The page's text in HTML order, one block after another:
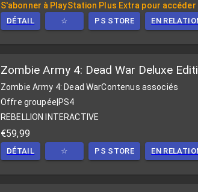
S'abonner à PlayStation Plus Extra pour
DÉTAIL ☆ PS STORE EN
Zombie Army 4: Dead War Deluxe
Zombie Army 4: Dead WarContenus associés
Offre groupée PS4
REBELLION INTERACTIVE
€59,99
DÉTAIL ☆ PS STORE EN